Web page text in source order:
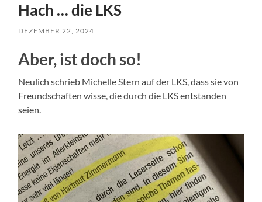
Hach … die LKS
DEZEMBER 22, 2024
Aber, ist doch so!
Neulich schrieb Michelle Stern auf der LKS, dass sie von
Freundschaften wisse, die durch die LKS entstanden
seien.